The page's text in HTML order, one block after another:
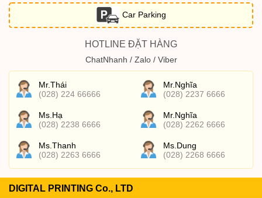
Car Parking
HOTLINE ĐẶT HÀNG
ChatNhanh / Zalo / Viber
Mr.Thái
(028) 224 66666
Mr.Nghĩa
(028) 2237 6666
Ms.Hạ
(028) 2238 6666
Mr.Nghĩa
(028) 2262 6666
Ms.Thanh
(028) 2263 6666
Ms.Dung
(028) 2268 6666
DIGITAL PRINTING Co., LTD